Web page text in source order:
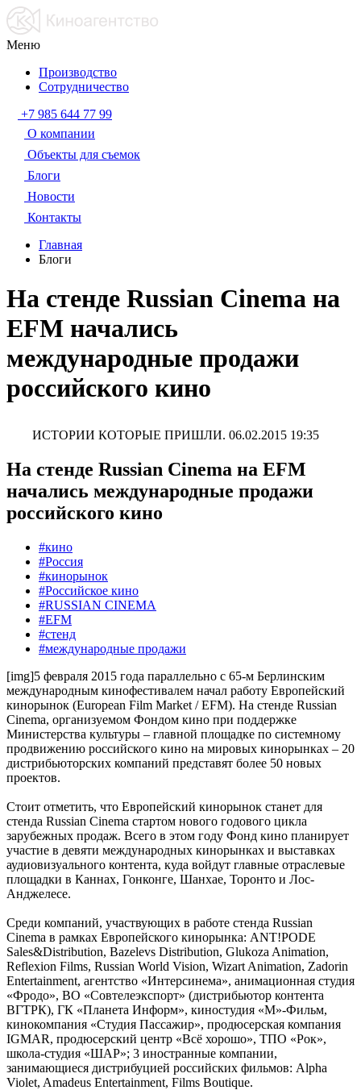
Меню
Производство
Сотрудничество
+7 985 644 77 99
О компании
Объекты для съемок
Блоги
Новости
Контакты
Главная
Блоги
На стенде Russian Cinema на
EFM начались
международные продажи
российского кино
ИСТОРИИ КОТОРЫЕ ПРИШЛИ. 06.02.2015 19:35
На стенде Russian Cinema на EFM
начались международные продажи
российского кино
#кино
#Россия
#кинорынок
#Российское кино
#RUSSIAN CINEMA
#EFM
#стенд
#международные продажи
[img]5 февраля 2015 года параллельно с 65-м Берлинским
международным кинофестивалем начал работу Европейский
кинорынок (European Film Market / EFM). На стенде Russian
Cinema, организуемом Фондом кино при поддержке
Министерства культуры – главной площадке по системному
продвижению российского кино на мировых кинорынках – 20
дистрибьюторских компаний представят более 50 новых
проектов.
Стоит отметить, что Европейский кинорынок станет для
стенда Russian Cinema стартом нового годового цикла
зарубежных продаж. Всего в этом году Фонд кино планирует
участие в девяти международных кинорынках и выставках
аудиовизуального контента, куда войдут главные отраслевые
площадки в Каннах, Гонконге, Шанхае, Торонто и Лос-
Анджелесе.
Среди компаний, участвующих в работе стенда Russian
Cinema в рамках Европейского кинорынка: ANT!PODE
Sales&Distribution, Bazelevs Distribution, Glukoza Animation,
Reflexion Films, Russian World Vision, Wizart Animation, Zadorin
Entertainment, агентство «Интерсинема», анимационная студия
«Фродо», ВО «Совтелеэкспорт» (дистрибьютор контента
ВГТРК), ГК «Планета Информ», киностудия «М»-Фильм,
кинокомпания «Студия Пассажир», продюсерская компания
IGMAR, продюсерский центр «Всё хорошо», ТПО «Рок»,
школа-студия «ШАР»; 3 иностранные компании,
занимающиеся дистрибуцией российских фильмов: Alpha
Violet, Amadeus Entertainment, Films Boutique.